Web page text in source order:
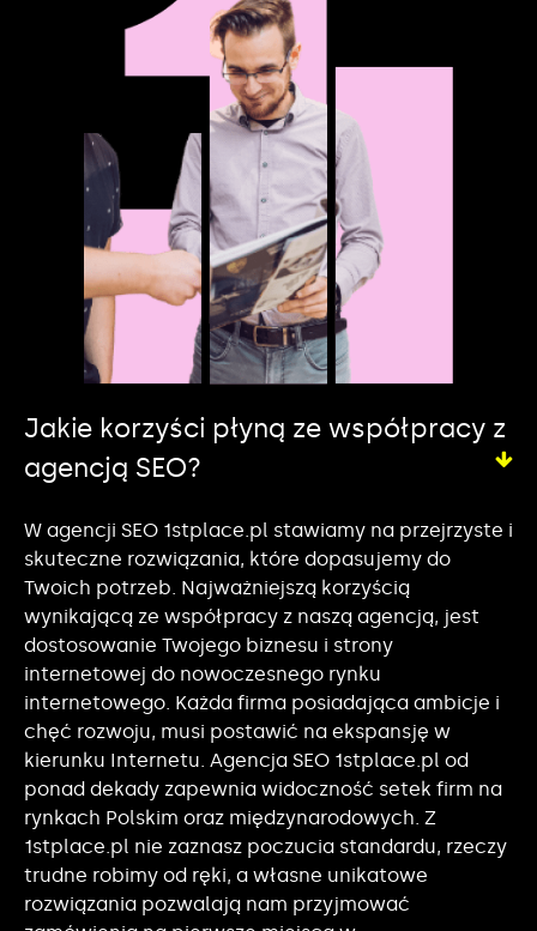
Jakie korzyści płyną ze współpracy z
agencją SEO?
W agencji SEO 1stplace.pl stawiamy na przejrzyste i
skuteczne rozwiązania, które dopasujemy do
Twoich potrzeb. Najważniejszą korzyścią
wynikającą ze współpracy z naszą agencją, jest
dostosowanie Twojego biznesu i strony
internetowej do nowoczesnego rynku
internetowego. Każda firma posiadająca ambicje i
chęć rozwoju, musi postawić na ekspansję w
kierunku Internetu. Agencja SEO 1stplace.pl od
ponad dekady zapewnia widoczność setek firm na
rynkach Polskim oraz międzynarodowych. Z
1stplace.pl nie zaznasz poczucia standardu, rzeczy
trudne robimy od ręki, a własne unikatowe
rozwiązania pozwalają nam przyjmować